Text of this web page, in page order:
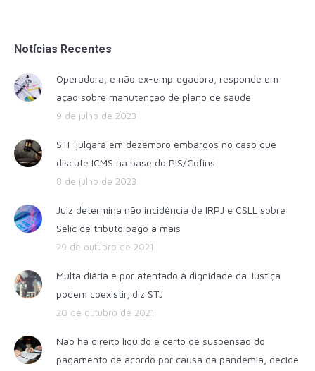
Notícias Recentes
Operadora, e não ex-empregadora, responde em
ação sobre manutenção de plano de saúde
9 de julho de 2023
STF julgará em dezembro embargos no caso que
discute ICMS na base do PIS/Cofins
8 de julho de 2023
Juiz determina não incidência de IRPJ e CSLL sobre
Selic de tributo pago a mais
29 de outubro de 2021
Multa diária e por atentado à dignidade da Justiça
podem coexistir, diz STJ
20 de outubro de 2021
Não há direito líquido e certo de suspensão do
pagamento de acordo por causa da pandemia, decide